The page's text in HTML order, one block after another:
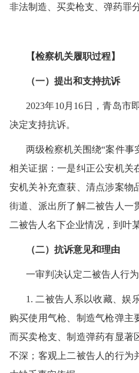
非法制造、买卖枪支、弹药罪
【检察机关履职过程】
（一）提出和支持抗诉
2023年10月16日，青岛市
决定支持抗诉。
两级检察机关围绕“案件事
相关证据：一是纠正公安机关
安机关补充查获、清点涉案物
街道、派出所了解二被告人一
二被告人名下企业情况，到叶
（二）抗诉意见和理由
一审判决认定二被告人行
1. 二被告人系以收藏、娱
购买使用气枪、制造气枪弹主
而买卖枪支、制造弹药有显著
不深；客观上二被告人的行为